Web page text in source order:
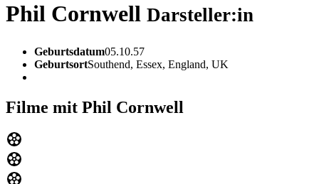
Phil Cornwell Darsteller:in
Geburtsdatum05.10.57
GeburtsortSouthend, Essex, England, UK
Filme mit Phil Cornwell